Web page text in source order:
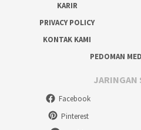
KARIR
PRIVACY POLICY
KONTAK KAMI
PEDOMAN
JARINGAN
Facebook
Pinterest